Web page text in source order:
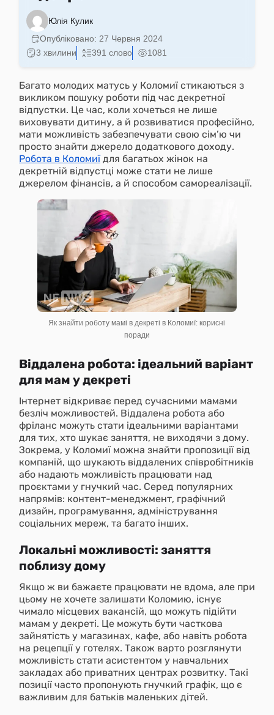
Юлія Кулик
3 хвилини 391 слово 1081
Опубліковано: 27 Червня 2024
Багато молодих матусь у Коломиї стикаються з
викликом пошуку роботи під час декретної
відпустки. Це час, коли хочеться не лише
виховувати дитину, а й розвиватися професійно,
мати можливість забезпечувати свою сім’ю чи
просто знайти джерело додаткового доходу.
Робота в Коломиї для багатьох жінок на
декретній відпустці може стати не лише
джерелом фінансів, а й способом самореалізації.
Як знайти роботу мамі в декреті в Коломиї: корисні
поради
Віддалена робота: ідеальний варіант
для мам у декреті
Інтернет відкриває перед сучасними мамами
безліч можливостей. Віддалена робота або
фріланс можуть стати ідеальними варіантами
для тих, хто шукає заняття, не виходячи з дому.
Зокрема, у Коломиї можна знайти пропозиції від
компаній, що шукають віддалених співробітників
або надають можливість працювати над
проєктами у гнучкий час. Серед популярних
напрямів: контент-менеджмент, графічний
дизайн, програмування, адміністрування
соціальних мереж, та багато інших.
Локальні можливості: заняття
поблизу дому
Якщо ж ви бажаєте працювати не вдома, але при
цьому не хочете залишати Коломию, існує
чимало місцевих вакансій, що можуть підійти
мамам у декреті. Це можуть бути часткова
зайнятість у магазинах, кафе, або навіть робота
на рецепції у готелях. Також варто розглянути
можливість стати асистентом у навчальних
закладах або приватних центрах розвитку. Такі
позиції часто пропонують гнучкий графік, що є
важливим для батьків маленьких дітей.